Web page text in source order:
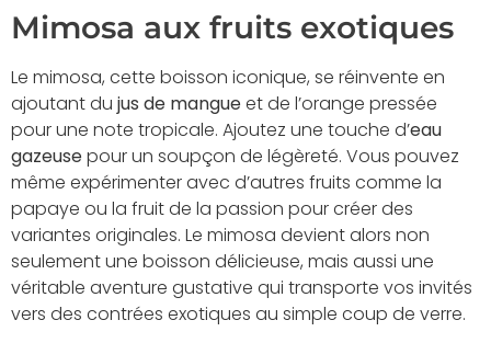
Mimosa aux fruits exotiques
Le mimosa, cette boisson iconique, se réinvente en
ajoutant du jus de mangueet de l’orange pressée
pour une note tropicale. Ajoutez une touche d’eau
gazeusepour un soupçon de légèreté. Vous pouvez
même expérimenter avec d’autres fruits comme la
papaye ou la fruit de la passion pour créer des
variantes originales. Le mimosa devient alors non
seulement une boisson délicieuse, mais aussi une
véritable aventure gustative qui transporte vos invités
vers des contrées exotiques au simple coup de verre.